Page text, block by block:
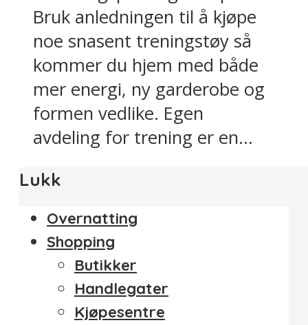
Bruk anledningen til å kjøpe
noe snasent treningstøy så
kommer du hjem med både
mer energi, ny garderobe og
formen vedlike. Egen
avdeling for trening er en...
Lukk
Overnatting
Shopping
Butikker
Handlegater
Kjøpesentre